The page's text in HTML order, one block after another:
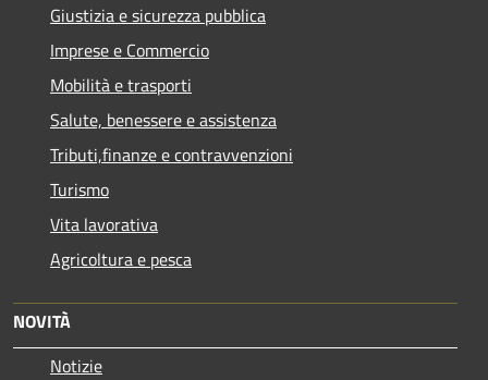
Giustizia e sicurezza pubblica
Imprese e Commercio
Mobilità e trasporti
Salute, benessere e assistenza
Tributi,finanze e contravvenzioni
Turismo
Vita lavorativa
Agricoltura e pesca
NOVITÀ
Notizie